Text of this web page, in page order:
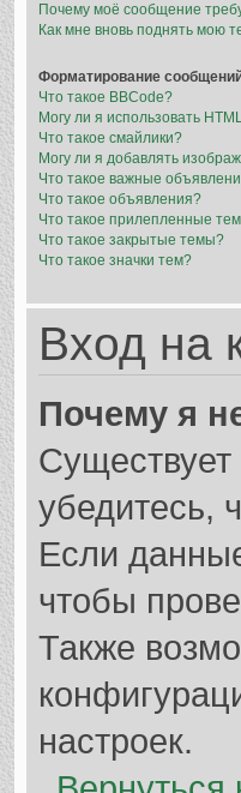
Почему моё сообщение
Как мне вновь поднять мою
Форматирование
Что такое BBCode?
Могу ли я использовать
Что такое смайлики?
Могу ли я добавлять
Что такое важные
Что такое объявления?
Что такое прилепленные
Что такое закрытые темы?
Что такое значки тем?
Вход на
Почему я
убедитесь,
Если
чтобы
Также
настроек.